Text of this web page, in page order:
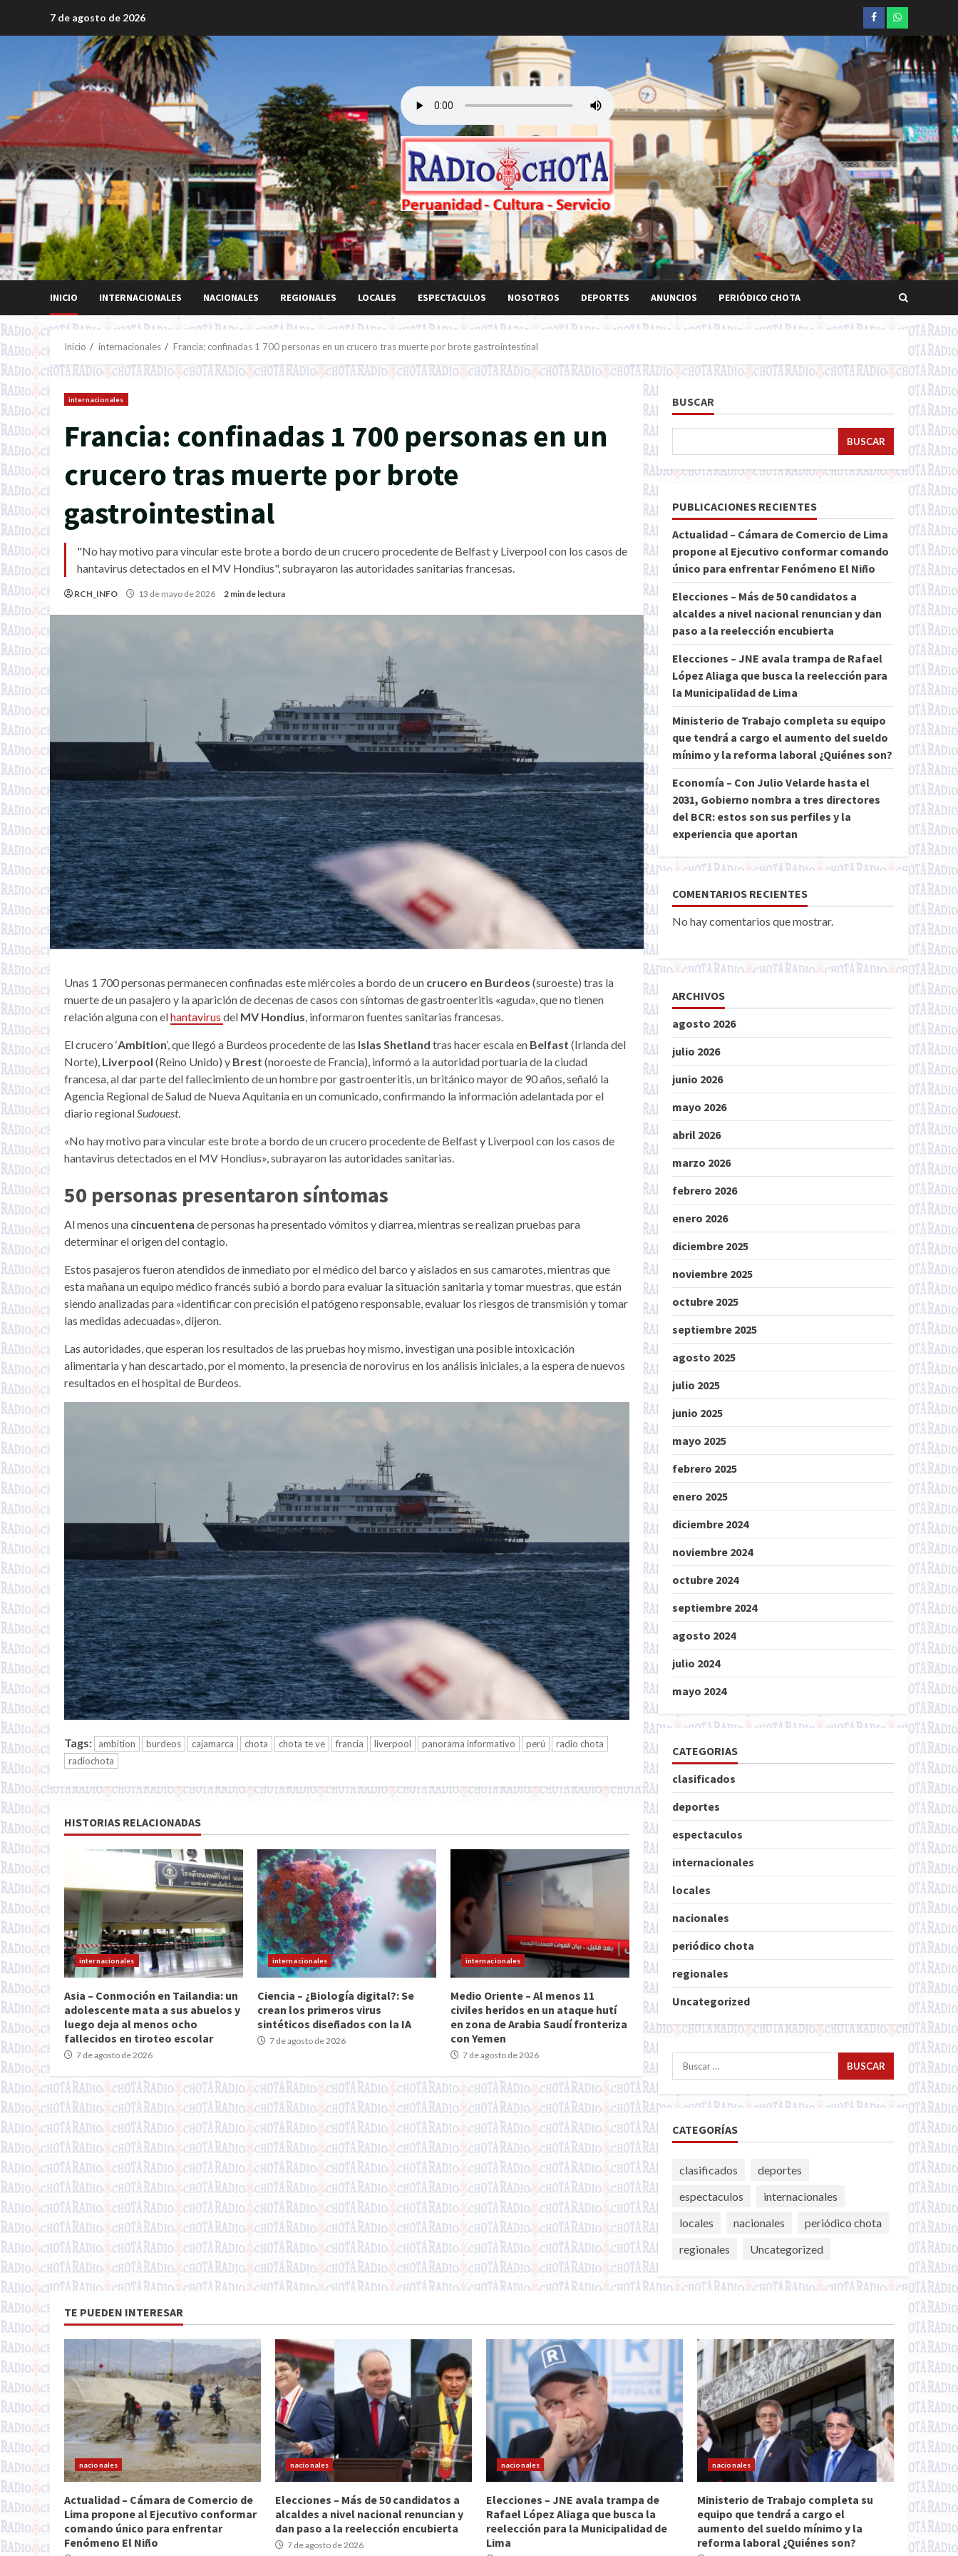
7 de agosto de 2026 Facebookwhatsapp
INICIO INTERNACIONALES NACIONALES REGIONALES LOCALES ESPECTACULOS NOSOTROS DEPORTES ANUNCIOS PERIÓDICO CHOTA
Inicio internacionales Francia: confinadas 1 700 personas en un crucero tras muerte por brote gastrointestinal
internacionales
Francia: confinadas 1 700 personas en un
crucero tras muerte por brote
gastrointestinal
"No hay motivo para vincular este brote a bordo de un crucero procedente de Belfast y Liverpool con los casos de
hantavirus detectados en el MV Hondius", subrayaron las autoridades sanitarias francesas.
RCH_INFO 13 de mayo de 2026 2 min de lectura
Unas 1 700 personas permanecen confinadas este miércoles a bordo de un crucero en Burdeos (suroeste) tras la
muerte de un pasajero y la aparición de decenas de casos con síntomas de gastroenteritis «aguda», que no tienen
relación alguna con elhantavirus del MV Hondius , informaron fuentes sanitarias francesas.
El crucero ‘Ambition‘, que llegó a Burdeos procedente de las Islas Shetland tras hacer escala en Belfast (Irlanda del
Norte), Liverpool (Reino Unido) y Brest (noroeste de Francia), informó a la autoridad portuaria de la ciudad
francesa, al dar parte del fallecimiento de un hombre por gastroenteritis, un británico mayor de 90 años, señaló la
Agencia Regional de Salud de Nueva Aquitania en un comunicado, confirmando la información adelantada por el
diario regional Sudouest.
«No hay motivo para vincular este brote a bordo de un crucero procedente de Belfast y Liverpool con los casos de
hantavirus detectados en el MV Hondius», subrayaron las autoridades sanitarias.
50 personas presentaron síntomas
Al menos una cincuentena de personas ha presentado vómitos y diarrea, mientras se realizan pruebas para
determinar el origen del contagio.
Estos pasajeros fueron atendidos de inmediato por el médico del barco y aislados en sus camarotes, mientras que
esta mañana un equipo médico francés subió a bordo para evaluar la situación sanitaria y tomar muestras, que están
siendo analizadas para «identificar con precisión el patógeno responsable, evaluar los riesgos de transmisión y tomar
las medidas adecuadas», dijeron.
Las autoridades, que esperan los resultados de las pruebas hoy mismo, investigan una posible intoxicación
alimentaria y han descartado, por el momento, la presencia de norovirus en los análisis iniciales, a la espera de nuevos
resultados en el hospital de Burdeos.
Tags: ambition burdeos cajamarca chota chota te ve francia liverpool panorama informativo perú
radio chota
radiochota
HISTORIAS RELACIONADAS
internacionales
Asia – Conmoción en Tailandia: un
adolescente mata a sus abuelos y
luego deja al menos ocho
fallecidos en tiroteo escolar
7 de agosto de 2026
internacionales
Ciencia – ¿Biología digital?: Se
crean los primeros virus
sintéticos diseñados con la IA
7 de agosto de 2026
internacionales
Medio Oriente – Al menos 11
civiles heridos en un ataque hutí
en zona de Arabia Saudí fronteriza
con Yemen
7 de agosto de 2026
BUSCAR
BUSCAR
PUBLICACIONES RECIENTES
Actualidad – Cámara de Comercio de Lima
propone al Ejecutivo conformar comando
único para enfrentar Fenómeno El Niño
Elecciones – Más de 50 candidatos a
alcaldes a nivel nacional renuncian y dan
paso a la reelección encubierta
Elecciones – JNE avala trampa de Rafael
López Aliaga que busca la reelección para
la Municipalidad de Lima
Ministerio de Trabajo completa su equipo
que tendrá a cargo el aumento del sueldo
mínimo y la reforma laboral ¿Quiénes son?
Economía – Con Julio Velarde hasta el
2031, Gobierno nombra a tres directores
del BCR: estos son sus perfiles y la
experiencia que aportan
COMENTARIOS RECIENTES
No hay comentarios que mostrar.
ARCHIVOS
agosto 2026
julio 2026
junio 2026
mayo 2026
abril 2026
marzo 2026
febrero 2026
enero 2026
diciembre 2025
noviembre 2025
octubre 2025
septiembre 2025
agosto 2025
julio 2025
junio 2025
mayo 2025
febrero 2025
enero 2025
diciembre 2024
noviembre 2024
octubre 2024
septiembre 2024
agosto 2024
julio 2024
mayo 2024
CATEGORIAS
clasificados
deportes
espectaculos
internacionales
locales
nacionales
periódico chota
regionales
Uncategorized
Buscar:
CATEGORÍAS
clasificados
deportes
espectaculos
internacionales
locales
nacionales
periódico chota
regionales
Uncategorized
TE PUEDEN INTERESAR
nacionales
Actualidad – Cámara de Comercio de
Lima propone al Ejecutivo conformar
comando único para enfrentar
Fenómeno El Niño
nacionales
Elecciones – Más de 50 candidatos a
alcaldes a nivel nacional renuncian y
dan paso a la reelección encubierta
7 de agosto de 2026
nacionales
Elecciones – JNE avala trampa de
Rafael López Aliaga que busca la
reelección para la Municipalidad de
Lima
nacionales
Ministerio de Trabajo completa su
equipo que tendrá a cargo el
aumento del sueldo mínimo y la
reforma laboral ¿Quiénes son?